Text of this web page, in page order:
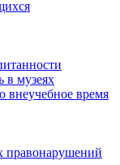
в музеях
внеучебное время
правонарушений